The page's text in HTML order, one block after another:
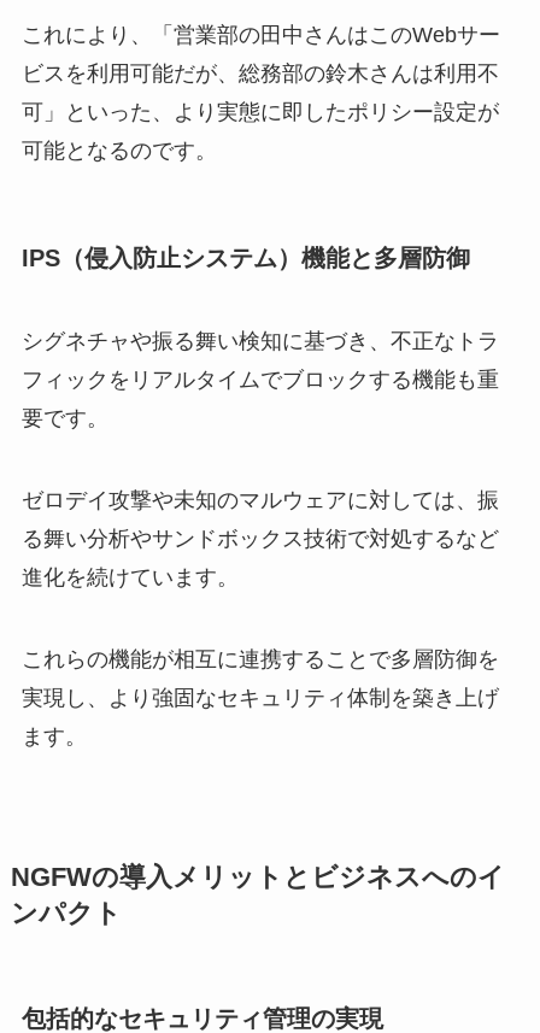
これにより、「営業部の田中さんはこのWebサー
ビスを利用可能だが、総務部の鈴木さんは利用不
可」といった、より実態に即したポリシー設定が
可能となるのです。
IPS（侵入防止システム）機能と多層防御
シグネチャや振る舞い検知に基づき、不正なトラ
フィックをリアルタイムでブロックする機能も重
要です。
ゼロデイ攻撃や未知のマルウェアに対しては、振
る舞い分析やサンドボックス技術で対処するなど
進化を続けています。
これらの機能が相互に連携することで多層防御を
実現し、より強固なセキュリティ体制を築き上げ
ます。
NGFWの導入メリットとビジネスへのイ
ンパクト
包括的なセキュリティ管理の実現